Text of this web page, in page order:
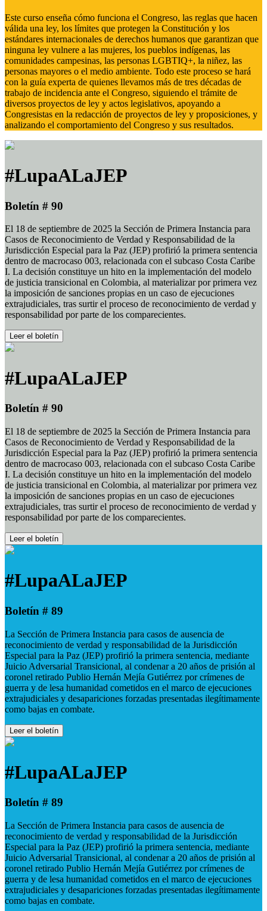
Este curso enseña cómo funciona el Congreso, las reglas que hacen
válida una ley, los límites que protegen la Constitución y los
estándares internacionales de derechos humanos que garantizan que
ninguna ley vulnere a las mujeres, los pueblos indígenas, las
comunidades campesinas, las personas LGBTIQ+, la niñez, las
personas mayores o el medio ambiente. Todo este proceso se hará
con la guía experta de quienes llevamos más de tres décadas de
trabajo de incidencia ante el Congreso, siguiendo el trámite de
diversos proyectos de ley y actos legislativos, apoyando a
Congresistas en la redacción de proyectos de ley y proposiciones, y
analizando el comportamiento del Congreso y sus resultados.
#LupaALaJEP
Boletín # 90
El 18 de septiembre de 2025 la Sección de Primera Instancia para
Casos de Reconocimiento de Verdad y Responsabilidad de la
Jurisdicción Especial para la Paz (JEP) profirió la primera sentencia
dentro de macrocaso 003, relacionada con el subcaso Costa Caribe
I. La decisión constituye un hito en la implementación del modelo
de justicia transicional en Colombia, al materializar por primera vez
la imposición de sanciones propias en un caso de ejecuciones
extrajudiciales, tras surtir el proceso de reconocimiento de verdad y
responsabilidad por parte de los comparecientes.
Leer el boletín
#LupaALaJEP
Boletín # 90
El 18 de septiembre de 2025 la Sección de Primera Instancia para
Casos de Reconocimiento de Verdad y Responsabilidad de la
Jurisdicción Especial para la Paz (JEP) profirió la primera sentencia
dentro de macrocaso 003, relacionada con el subcaso Costa Caribe
I. La decisión constituye un hito en la implementación del modelo
de justicia transicional en Colombia, al materializar por primera vez
la imposición de sanciones propias en un caso de ejecuciones
extrajudiciales, tras surtir el proceso de reconocimiento de verdad y
responsabilidad por parte de los comparecientes.
Leer el boletín
#LupaALaJEP
Boletín # 89
La Sección de Primera Instancia para casos de ausencia de
reconocimiento de verdad y responsabilidad de la Jurisdicción
Especial para la Paz (JEP) profirió la primera sentencia, mediante
Juicio Adversarial Transicional, al condenar a 20 años de prisión al
coronel retirado Publio Hernán Mejía Gutiérrez por crímenes de
guerra y de lesa humanidad cometidos en el marco de ejecuciones
extrajudiciales y desapariciones forzadas presentadas ilegítimamente
como bajas en combate.
Leer el boletín
#LupaALaJEP
Boletín # 89
La Sección de Primera Instancia para casos de ausencia de
reconocimiento de verdad y responsabilidad de la Jurisdicción
Especial para la Paz (JEP) profirió la primera sentencia, mediante
Juicio Adversarial Transicional, al condenar a 20 años de prisión al
coronel retirado Publio Hernán Mejía Gutiérrez por crímenes de
guerra y de lesa humanidad cometidos en el marco de ejecuciones
extrajudiciales y desapariciones forzadas presentadas ilegítimamente
como bajas en combate.